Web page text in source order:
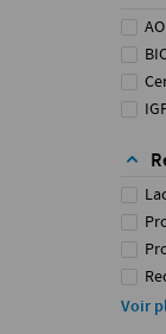
Kiri
La
Voir